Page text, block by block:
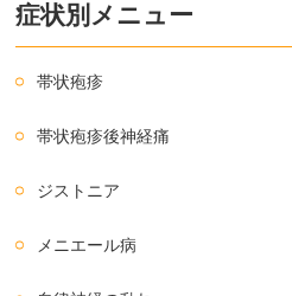
症状別メニュー
帯状疱疹
帯状疱疹後神経痛
ジストニア
メニエール病